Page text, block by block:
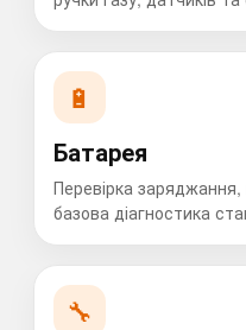
🔋
Батарея
Перевірка заряджання,
базова діагностика
🔧